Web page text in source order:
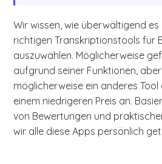
Wir wissen, wie überwältigend es
richtigen Transkriptionstools für
auszuwählen. Möglicherweise
aufgrund seiner Funktionen,
möglicherweise ein anderes Tool
einem niedrigeren Preis an.
von Bewertungen und
wir alle diese Apps persönlich